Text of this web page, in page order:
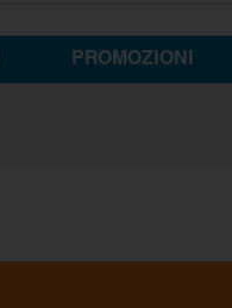
PROMOZIONI